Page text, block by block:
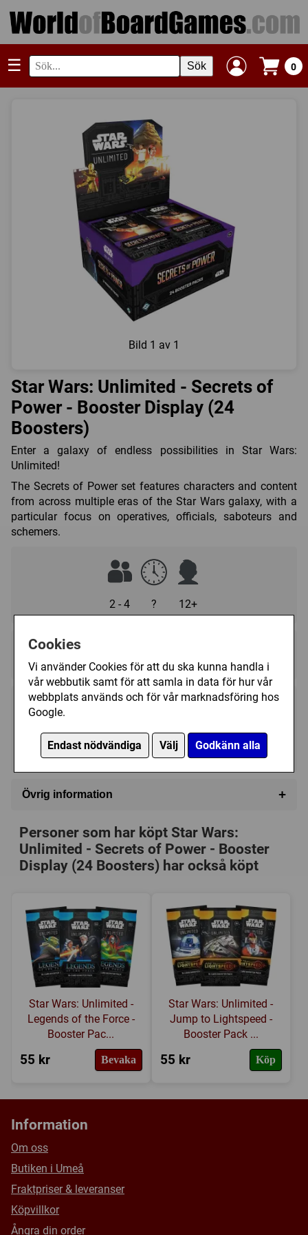
Cookies
Vi använder Cookies för att du ska kunna handla i
vår webbutik samt för att samla in data för hur vår
webbplats används och för vår marknadsföring hos
Google.
Endast nödvändiga Välj Godkänn alla
☰ Sök 0
Bild 1 av 1
Star Wars: Unlimited - Secrets of
Power - Booster Display (24
Boosters)
Enter a galaxy of endless possibilities in Star Wars:
Unlimited!
The Secrets of Power set features characters and content
from across multiple eras of the Star Wars galaxy, with a
particular focus on operatives, officials, saboteurs and
schemers.
2 - 4 ? 12+
★★★★★★★★★★
★★★★★★★★★★
1195 kr
Tillfälligt slut
Övrig information +
Serie: Star Wars: Unlimited (TCG)
Kategori:
2-spelare Science Fiction
Rymden
Försälj. rank:535/18137
Personer som har köpt Star Wars:
Unlimited - Secrets of Power - Booster
Display (24 Boosters) har också köpt
Star Wars: Unlimited -
Legends of the Force -
Booster Pac...
55 kr Bevaka
Star Wars: Unlimited -
Jump to Lightspeed -
Booster Pack ...
55 kr Köp
Information
Om oss
Butiken i Umeå
Fraktpriser & leveranser
Köpvillkor
Ångra din order